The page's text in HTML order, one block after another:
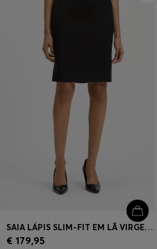
SAIA LÁPIS SLIM-FIT EM LÃ VIRGEM DE FABRICO ITALIANO
€ 179,95